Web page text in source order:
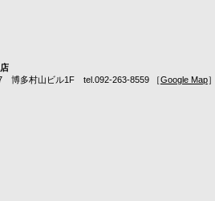
博多村山ビル1F tel.092-263-8559 ［Google Map］